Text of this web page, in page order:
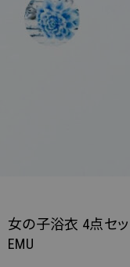
女の子浴衣 4点セ
EMU